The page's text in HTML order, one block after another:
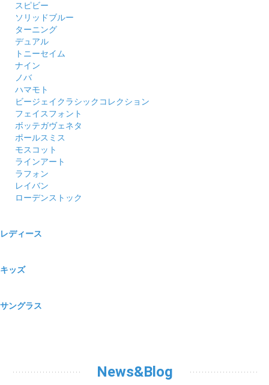
スピビー
ソリッドブルー
ターニング
デュアル
トニーセイム
ナイン
ノバ
ハマモト
ビージェイクラシックコレクション
フェイスフォント
ボッテガヴェネタ
ポールスミス
モスコット
ラインアート
ラフォン
レイバン
ローデンストック
レディース
キッズ
サングラス
News&Blog